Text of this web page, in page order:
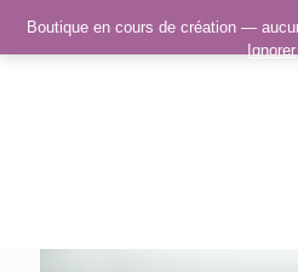
Boutique en cours de création —
Ignorer